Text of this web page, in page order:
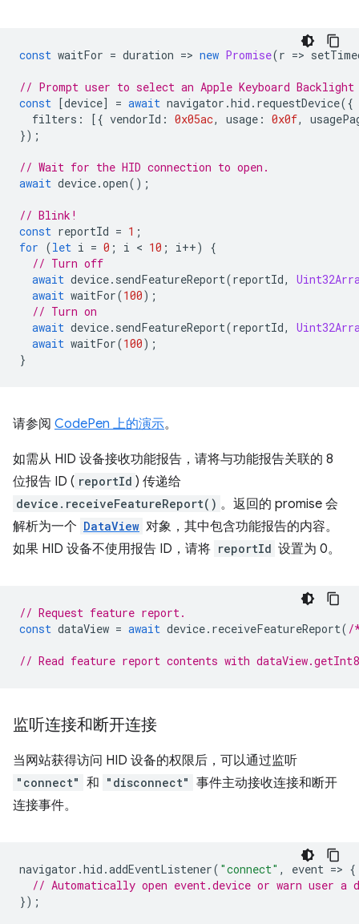
const waitFor = duration => new Promise(r =>
// Prompt user to select an Apple Keyboard
const [device] = await navigator .hid . requestDevice({
filters : [{ vendorId : 0x05ac, usage : 0x0f,
});
// Wait for the HID connection to open.
await device.open();
// Blink!
const reportId = 1 ;
for (let i = 0 ; i < 10 ; i++)
{
// Turn off
await device. sendFeatureReport(reportId,
await waitFor(100);
// Turn on
await device. sendFeatureReport(reportId,
await waitFor(100);
}
请参阅 CodePen 上的演示。
如需从 HID 设备接收功能报告，请将与功能报告关联的 8
位报告 ID ( reportId ) 传递给
device.receiveFeatureReport() 。返回的 promise 会
解析为一个 DataView 对象，其中包含功能报告的内容。
如果 HID 设备不使用报告 ID，请将 reportId 设置为 0。
// Request feature report.
const dataView = await device. receiveFeatureReport( /
// Read feature report contents with
监听连接和断开连接
当网站获得访问 HID 设备的权限后，可以通过监听
"connect" 和 "disconnect" 事件主动接收连接和断开
连接事件。
navigator .hid .addEventListener( "connect" , event => {
// Automatically open event.device or warn user
});